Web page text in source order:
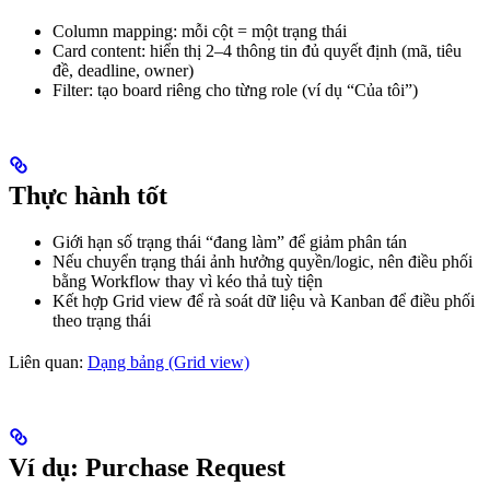
Column mapping: mỗi cột = một trạng thái
Card content: hiển thị 2–4 thông tin đủ quyết định (mã, tiêu
đề, deadline, owner)
Filter: tạo board riêng cho từng role (ví dụ “Của tôi”)
Thực hành tốt
Giới hạn số trạng thái “đang làm” để giảm phân tán
Nếu chuyển trạng thái ảnh hưởng quyền/logic, nên điều phối
bằng Workflow thay vì kéo thả tuỳ tiện
Kết hợp Grid view để rà soát dữ liệu và Kanban để điều phối
theo trạng thái
Liên quan: Dạng bảng (Grid view)
Ví dụ: Purchase Request